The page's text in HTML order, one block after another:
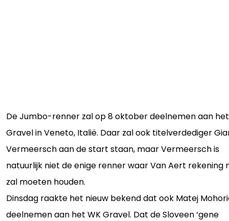
De Jumbo-renner zal op 8 oktober deelnemen aan
Gravel in Veneto, Italië. Daar zal ook titelverdediger
Vermeersch aan de start staan, maar Vermeersch is
natuurlijk niet de enige renner waar Van Aert rekening
zal moeten houden.
Dinsdag raakte het nieuw bekend dat ook Matej
deelnemen aan het WK Gravel. Dat de Sloveen ‘gene